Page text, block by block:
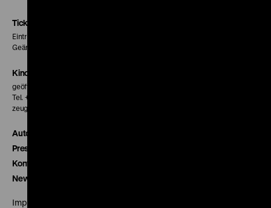
Tickets
Eintritt 5 €
Geänderte Preise sind im Programm vermerkt.
Kinokasse
geöffnet 30 Minuten vor Beginn der ersten Vorstellung
Tel. + 49 30 20304-770
zeughauskino@dhm.de
Autor*innen
Presse
Kontakt
Newsletter
Impressum